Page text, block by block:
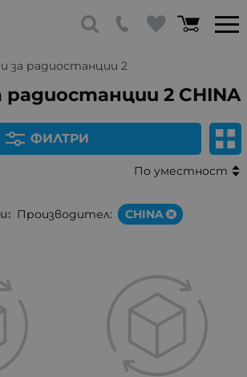
за радиостанции 2
2 CHINA
ФИЛТРИ
По уместност
Производител: CHINA